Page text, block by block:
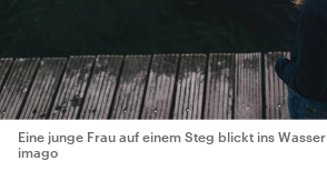
Eine junge Frau auf einem Steg blickt ins Wasser
imago